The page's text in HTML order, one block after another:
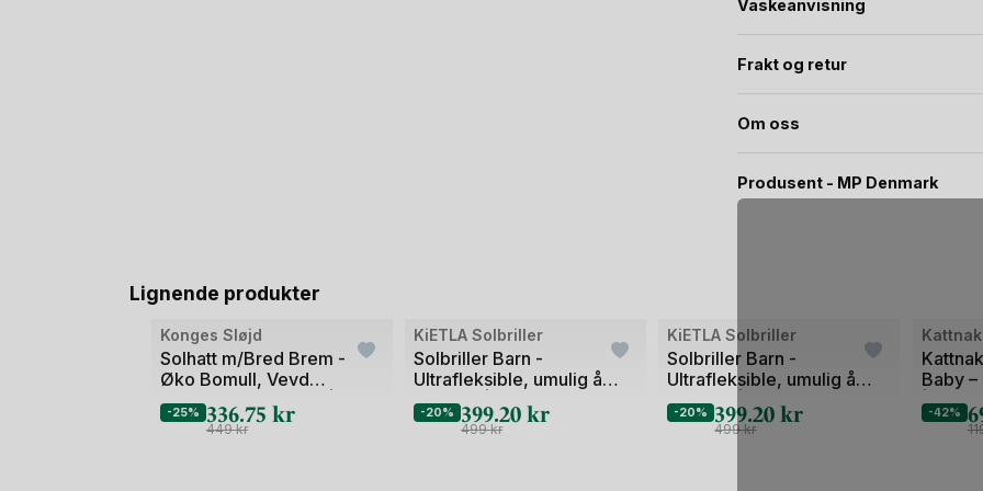
Vaskeanvisning
Frakt og retur
Om oss
Produsent - MP Denmark
Lignende produkter
Bilde
av
Konges Sløjd
Solhatt m/Bred Brem -
Øko Bomull, Vevd
Seersucker-Kvalitet | Elin
Bow Sun Hat
-25% 336.75 kr
449kr
Bilde
av
2
KiETLA Solbriller
Solbriller Barn -
Ultrafleksible, umulig å
knekke! | Ourson
-20% 399.20kr
499kr
Bilde
av
2
KiETLA Solbriller
Solbriller Barn -
Ultrafleksible, umulig å
knekke! | Ourson
-20% 399.20kr
499kr
Bilde
av
Baby
|
-42%